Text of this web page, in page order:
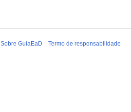
Sobre GuiaEaD Termo de responsabilidade